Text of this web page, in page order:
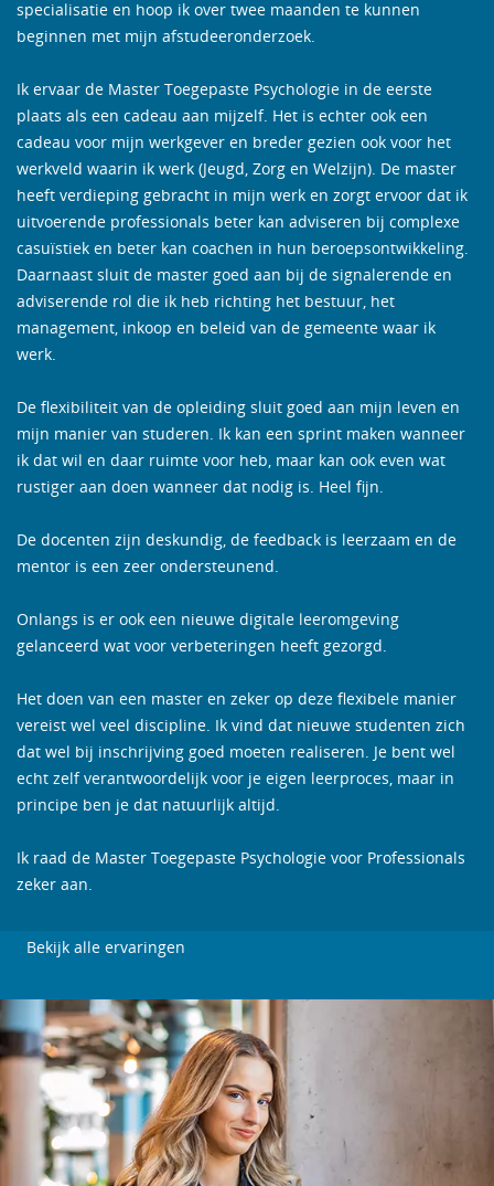
specialisatie en hoop ik over twee maanden te kunnen
beginnen met mijn afstudeeronderzoek.
Ik ervaar de Master Toegepaste Psychologie in de eerste
plaats als een cadeau aan mijzelf. Het is echter ook een
cadeau voor mijn werkgever en breder gezien ook voor het
werkveld waarin ik werk (Jeugd, Zorg en Welzijn). De master
heeft verdieping gebracht in mijn werk en zorgt ervoor dat ik
uitvoerende professionals beter kan adviseren bij complexe
casuïstiek en beter kan coachen in hun beroepsontwikkeling.
Daarnaast sluit de master goed aan bij de signalerende en
adviserende rol die ik heb richting het bestuur, het
management, inkoop en beleid van de gemeente waar ik
werk.
De flexibiliteit van de opleiding sluit goed aan mijn leven en
mijn manier van studeren. Ik kan een sprint maken wanneer
ik dat wil en daar ruimte voor heb, maar kan ook even wat
rustiger aan doen wanneer dat nodig is. Heel fijn.
De docenten zijn deskundig, de feedback is leerzaam en de
mentor is een zeer ondersteunend.
Onlangs is er ook een nieuwe digitale leeromgeving
gelanceerd wat voor verbeteringen heeft gezorgd.
Het doen van een master en zeker op deze flexibele manier
vereist wel veel discipline. Ik vind dat nieuwe studenten zich
dat wel bij inschrijving goed moeten realiseren. Je bent wel
echt zelf verantwoordelijk voor je eigen leerproces, maar in
principe ben je dat natuurlijk altijd.
Ik raad de Master Toegepaste Psychologie voor Professionals
zeker aan.
Bekijk alle ervaringen